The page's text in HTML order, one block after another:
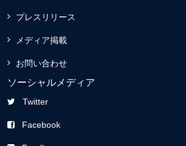
プレスリリース
メディア掲載
お問い合わせ
ソーシャルメディア
Twitter
Facebook